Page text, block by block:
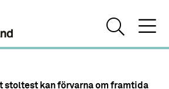
stoltest kan förvarna om framtida